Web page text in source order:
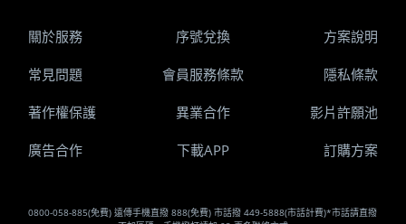
0800-058-885(免費) 遠傳手機直撥 888(免費) 市話撥 449-5888(市話計費)*市話請直撥
關於服務 序號兌換 方案說明
常見問題 會員服務條款 隱私條款
著作權保護 異業合作 影片許願池
廣告合作 下載APP 訂購方案